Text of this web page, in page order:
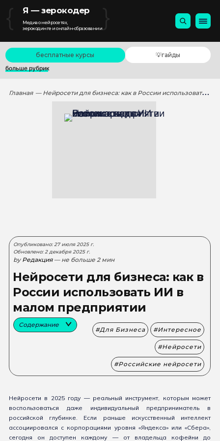
{ Я — зерокодер
Медиа о нейросетях,
зерокодинге и онлайн-образовании}
бесплатные курсы
💡гайды
больше рубрик
Главная — Нейросети для бизнеса: как в России использовать ИИ в малом предприятии
Опубликовано: 27 июля 2025 г.
Обновлено: 2 декабря 2025 г.
by Редакция — не больше 2 мин
Нейросети для бизнеса: как в
России использовать ИИ в
малом предприятии
Содержание
Для Бизнеса Интересное
Нейросети
Российские нейросети
Нейросети в 2025 году — реальный инструмент, которым может
воспользоваться даже индивидуальный предприниматель в
российской глубинке. Если раньше искусственный интеллект
ассоциировался с корпорациями уровня «Яндекса» или «Сбера»,
сегодня он доступен каждому — от владельца кофейни до